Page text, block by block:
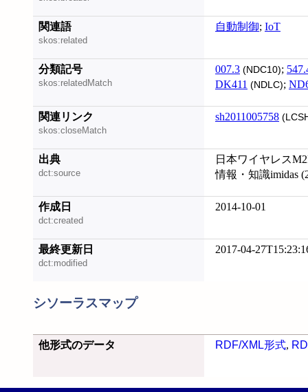
関連語
skos:related
自動制御; IoT
分類記号
skos:relatedMatch
007.3 (NDC10);
DK411 (NDLC);
関連リンク
skos:closeMatch
sh2011005758
出典
dct:source
日本ワイヤレス
情報・知識imidas
作成日
dct:created
2014-10-01
最終更新日
dct:modified
2017-04-
シソーラスマップ
他形式のデータ RDF/XML形式,